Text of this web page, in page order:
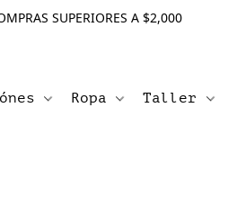
SUPERIORES A $2,000
Ropa Taller